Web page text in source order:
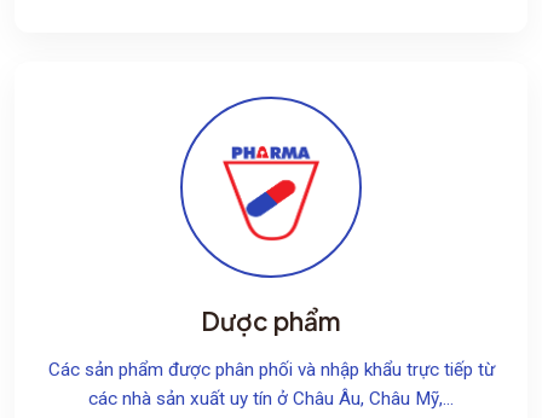
Dược phẩm
Các sản phẩm được phân phối và nhập khẩu trực tiếp từ
các nhà sản xuất uy tín ở Châu Âu, Châu Mỹ,...